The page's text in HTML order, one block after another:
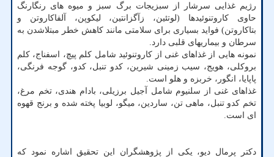
رژیم غذایی سرشار از سبزیجات برگ سبز و میوه های رنگارنگ
حاوی کاروتنوئیدها (لوتئین، زآگزانتین، لیکوپن، آلفاکاروتن و
بتاکاروتن) فواید بسیاری برای سلامتی مانند کاهش خطر مبتلاشدن به
سرطان و بیماریهای قلبی دارد.
نمونه هایی از غذاهای غنی از کاروتنوئید شامل کلم پیچ، اسفناج، کلم
بروکلی، هویج، سیب زمینی شیرین، کدو تنبل، کدو، گوجه فرنگی،
پاپایا، انگور، خربزه و هلو است.
غذاهای غنی از سلنیوم شامل آجیل برزیلی، بادام هندی، تخم مرغ،
تخم کدو تنبل، ماهی تن، ساردین، میگو، لوبیا پخته شده و برنج قهوه
ای است.
دکتر پرمال دیو، یکی از پژوهشگران این تحقیق اشاره نمود که